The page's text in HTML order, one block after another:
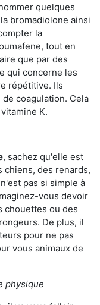
quelques
bromadiolone ainsi
la
tout en
que par des
qui concerne les
répétitive. Ils
coagulation. Cela
K.
, sachez qu'elle est
chiens, des renards,
pas si simple à
vous devoir
chouettes ou des
De plus, il
pour ne pas
vous animaux de
physique